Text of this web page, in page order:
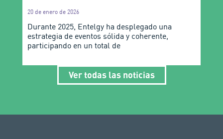
20 de enero de 2026
Durante 2025, Entelgy ha desplegado una
estrategia de eventos sólida y coherente,
participando en un total de
Ver todas las noticias